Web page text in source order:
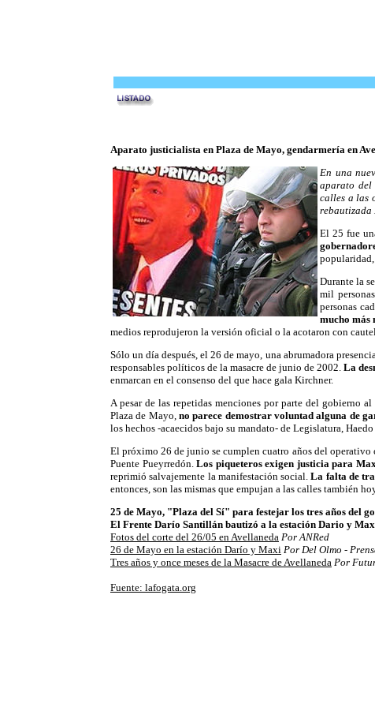
Aparato justicialista en Plaza de Mayo, gendarmería en
En una
aparato del
calles a las
rebautizada
El 25 fue
popularidad,
Durante la
mil
personas
mucho más
medios reprodujeron la versión oficial o la acotaron con
Sólo un día después, el 26 de mayo, una abrumadora
responsables políticos de la masacre de junio de 2002.La
enmarcan en el consenso del que hace gala Kirchner.
A pesar de las repetidas menciones por parte del gobierno
Plaza de Mayo, no parece demostrar voluntad alguna de
los hechos -acaecidos bajo su mandato- de Legislatura, Haedo
El próximo 26 de junio se cumplen cuatro años del
Puente Pueyrredón.Los piqueteros exigen justicia para
reprimió salvajemente la manifestación social.La falta de
entonces, son las mismas que empujan a las calles también
25 de Mayo, "Plaza del Sí" para festejar los tres años del
El Frente Darío Santillán bautizó a la estación Dario y
Fotos del corte del 26/05 en Avellaneda Por ANRed
26 de Mayo en la estación Darío y Maxi Por Del Olmo -
Tres años y once meses de la Masacre de Avellaneda Por
Fuente: lafogata.org